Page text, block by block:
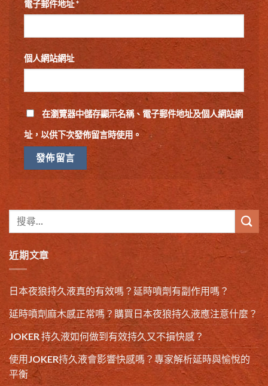
電子郵件地址*
個人網站網址
在瀏覽器中儲存顯示名稱、電子郵件地址及個人網站網
址，以供下次發佈留言時使用。
近期文章
日本夜狼持久液真的有效嗎？延時噴劑有副作用嗎？
延時噴劑麻木感正常嗎？購買日本夜狼持久液應注意什麼？
JOKER 持久液如何做到有效持久又不損快感？
使用JOKER持久液會影響快感嗎？專家解析延時與愉悅的
平衡